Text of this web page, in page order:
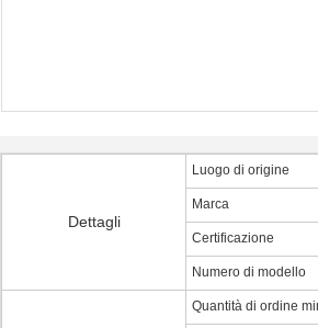
Dettagli
Luogo di origine
Marca
Certificazione
Numero di modello
Quantità di ordine